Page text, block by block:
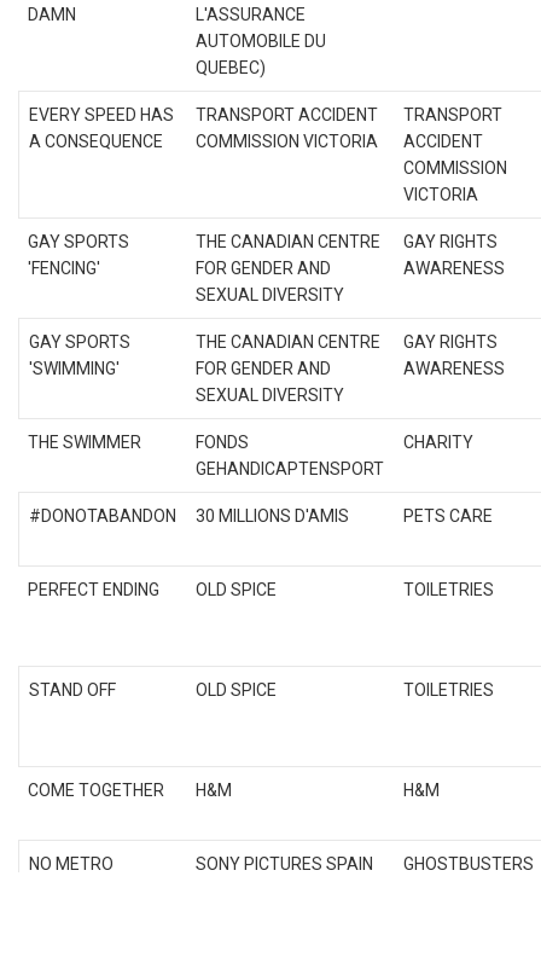
DAMN
L'ASSURANCE
AUTOMOBILE DU
QUEBEC)
EVERY SPEED HAS
A CONSEQUENCE
TRANSPORT ACCIDENT
COMMISSION VICTORIA
TRANSPORT
ACCIDENT
COMMISSION
VICTORIA
GAY SPORTS
'FENCING'
THE CANADIAN CENTRE
FOR GENDER AND
SEXUAL DIVERSITY
GAY RIGHTS
AWARENESS
GAY SPORTS
'SWIMMING'
THE CANADIAN CENTRE
FOR GENDER AND
SEXUAL DIVERSITY
GAY RIGHTS
AWARENESS
THE SWIMMER
FONDS
GEHANDICAPTENSPORT
CHARITY
#DONOTABANDON 30 MILLIONS D'AMIS PETS CARE
PERFECT ENDING OLD SPICE TOILETRIES
STAND OFF OLD SPICE TOILETRIES
COME TOGETHER H&M H&M
NO METRO SONY PICTURES SPAIN
GHOSTBUSTERS